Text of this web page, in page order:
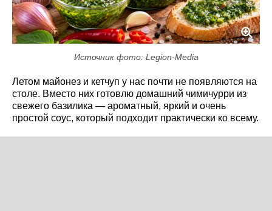
Источник фото: Legion-Media
Летом майонез и кетчуп у нас почти не появляются на
столе. Вместо них готовлю домашний чимичурри из
свежего базилика — ароматный, яркий и очень
простой соус, который подходит практически ко всему.